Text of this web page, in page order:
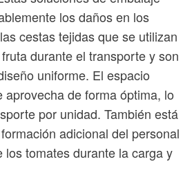
los daños en los
cestas tejidas que se utilizan
durante el transporte y son
uniforme. El espacio
de forma óptima, lo
por unidad. También está
adicional del personal
tomates durante la carga y